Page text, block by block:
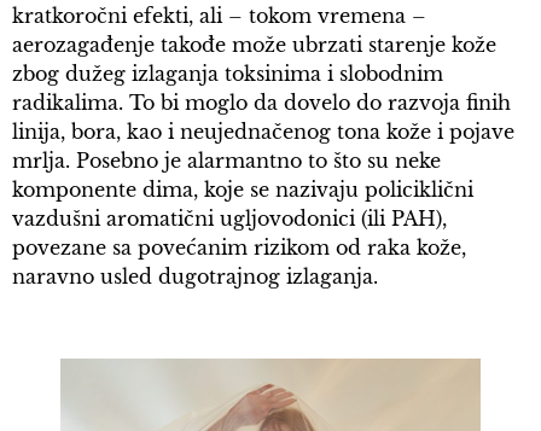
kratkoročni efekti, ali – tokom vremena –
aerozagađenje takođe može ubrzati starenje kože
zbog dužeg izlaganja toksinima i slobodnim
radikalima. To bi moglo da dovelo do razvoja finih
linija, bora, kao i neujednačenog tona kože i pojave
mrlja. Posebno je alarmantno to što su neke
komponente dima, koje se nazivaju policiklični
vazdušni aromatični ugljovodonici (ili PAH),
povezane sa povećanim rizikom od raka kože,
naravno usled dugotrajnog izlaganja.